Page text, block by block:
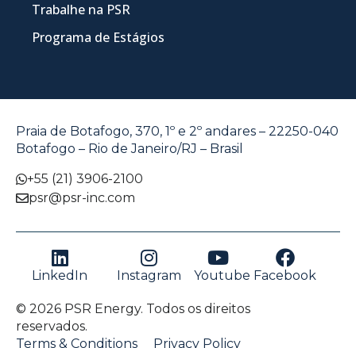
Trabalhe na PSR
Programa de Estágios
Praia de Botafogo, 370, 1º e 2º andares – 22250-040
Botafogo – Rio de Janeiro/RJ – Brasil
+55 (21) 3906-2100
psr@psr-inc.com
LinkedIn Instagram Youtube Facebook
© 2026 PSR Energy. Todos os direitos
reservados.
Terms & Conditions
Privacy Policy